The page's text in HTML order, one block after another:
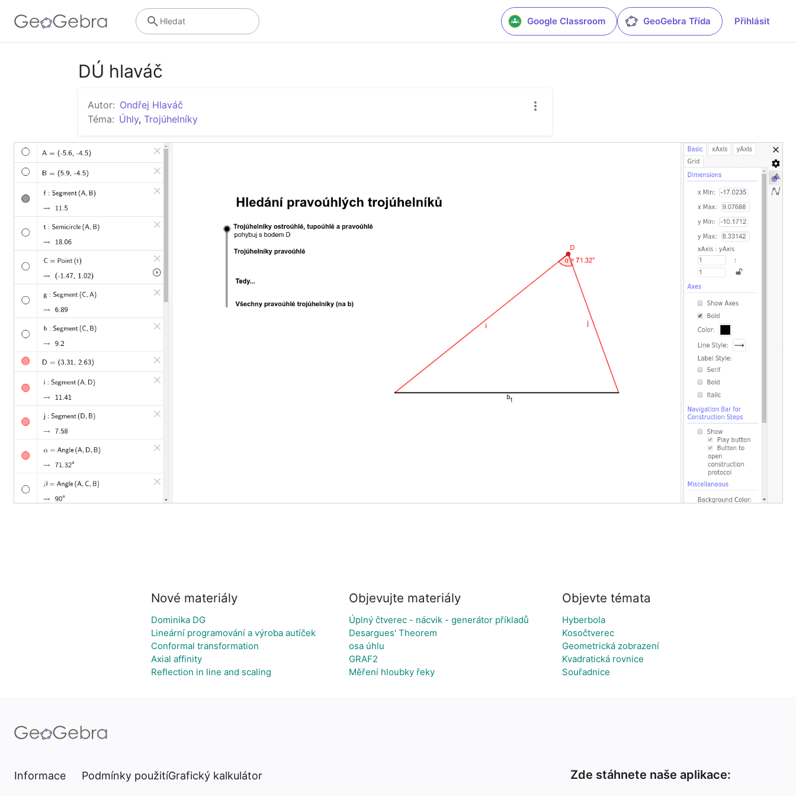
Google Classroom GeoGebra Třída Přihlásit
Hledat
DÚ hlaváč
Autor: Ondřej Hlaváč
Téma: Úhly, Trojúhelníky
Nové materiály
Dominika DG
Lineární programování a výroba autíček
Conformal transformation
Axial affinity
Reflection in line and scaling
Objevujte materiály
Úplný čtverec - nácvik - generátor příkladů
Desargues' Theorem
osa úhlu
GRAF2
Měření hloubky řeky
Objevte témata
Hyberbola
Kosočtverec
Geometrická zobrazení
Kvadratická rovnice
Souřadnice
Informace Podmínky použitíGrafický kalkulátor Zde stáhnete naše aplikace: